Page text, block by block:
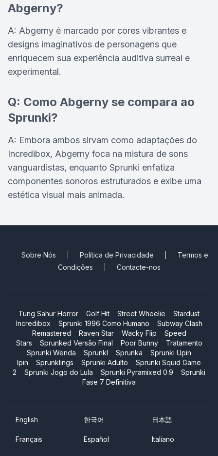
Abgerny?
A: Abgerny é marcado por cores vibrantes e
designs imaginativos de personagens que
enriquecem sua experiência auditiva surreal e
experimental.
Q: Como Abgerny se compara ao
Sprunki?
A: Embora ambos sirvam como adaptações do
Incredibox, Abgerny foca na mistura de sons
vanguardistas, enquanto Sprunki enfatiza
componentes sonoros estruturados e exibe uma
estética visual mais animada.
Sobre Nós Política de Privacidade
Termos e
Condições
Contacte-nos
Tung Sahur Horror Golf Hit Street Wheelie
Stardust
Incredibox
Sprunki 1996 Como Humano
Subway Clash
Remastered
Raven Star Wacky Flip
Speed
Stars
Sprunked Versão Final Poor Bunny
Tratamento
Sprunki Wenda
Sprunkl Sprunka
Sprunki Upin
Ipin
Sprunklings Sprunki Adulto
Sprunki Squid Game
2
Sprunki Jogo do Lula Sprunki Pyramixed 0.9
Sprunki
Fase 7 Definitiva
English 한국어 日本語
Français Español Italiano